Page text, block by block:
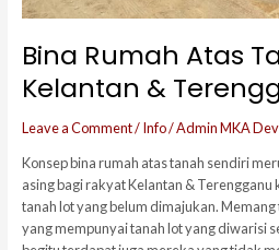
Bina Rumah Atas
Kelantan &
Leave a Comment/Info/Admin MKA Dev
Konsep bina rumah atas tanah sendiri
asing bagi rakyat Kelantan &
tanah lot yang belum dimajukan.
yang mempunyai tanah lot yang diwarisi